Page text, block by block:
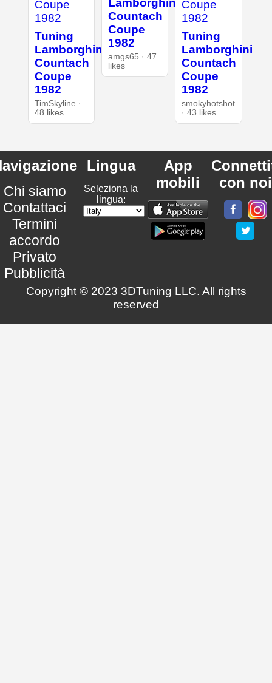
Tuning
Lamborghini
Countach
Coupe
1982
TimSkyline ·
48 likes
Lamborghini
Countach
Coupe
1982
amgs65 · 47
likes
Tuning
Lamborghini
Countach
Coupe
1982
smokyhotshot
· 43 likes
Chi siamo
Contattaci
Termini
accordo
Privato
Pubblicità
Lingua
Seleziona la
lingua:
App
mobili
con noi
Copyright © 2023 3DTuning LLC. All rights
reserved